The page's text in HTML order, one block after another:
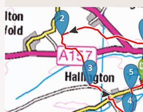
2
3
4
5